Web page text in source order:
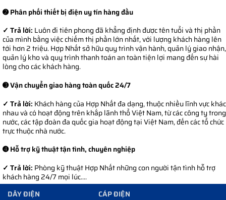
➋ Phân phối thiết bị điện uy tín hàng đầu
✓ Trả lời: Luôn đi tiên phong đã khẳng định được tên tuổi và thị phần
của mình bằng việc chiếm thị phần lớn nhất, với lượng khách hàng lên
tới hơn 2 triệu. Hợp Nhất sở hữu quy trình vận hành, quản lý giao nhận,
quản lý kho và quy trình thanh toán an toàn tiện lợi mang đến sự hài
lòng cho các khách hàng.
➌ Vận chuyển giao hàng toàn quốc 24/7
✓ Trả lời: Khách hàng của Hợp Nhất đa dạng, thuộc nhiều lĩnh vực khác
nhau và có hoạt động trên khắp lãnh thổ Việt Nam, từ các công ty trong
nước, các tập đoàn đa quốc gia hoạt động tại Việt Nam, đến các tổ chức
trực thuộc nhà nước.
➍ Hỗ trợ kỹ thuật tận tình, chuyên nghiệp
✓ Trả lời: Phòng kỹ thuật Hợp Nhất những con người tận tình hỗ trợ
khách hàng 24/7 mọi lúc....
DÂY ĐIỆN
CÁP ĐIỆN